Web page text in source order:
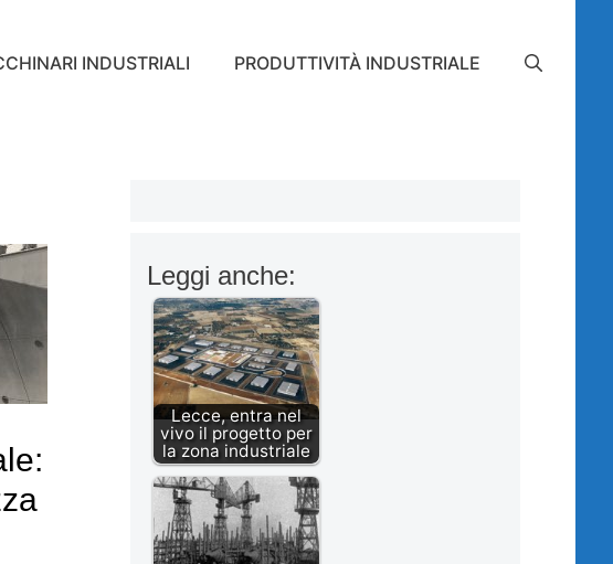
INDUSTRIALI PRODUTTIVITÀ INDUSTRIALE
Leggi anche:
Lecce, entra nel
vivo il progetto per
la zona industriale